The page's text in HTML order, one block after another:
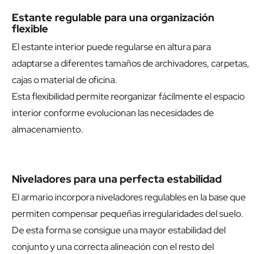
Estante regulable para una organización
flexible
El estante interior puede regularse en altura para
adaptarse a diferentes tamaños de archivadores, carpetas,
cajas o material de oficina.
Esta flexibilidad permite reorganizar fácilmente el espacio
interior conforme evolucionan las necesidades de
almacenamiento.
Niveladores para una perfecta estabilidad
El armario incorpora niveladores regulables en la base que
permiten compensar pequeñas irregularidades del suelo.
De esta forma se consigue una mayor estabilidad del
conjunto y una correcta alineación con el resto del